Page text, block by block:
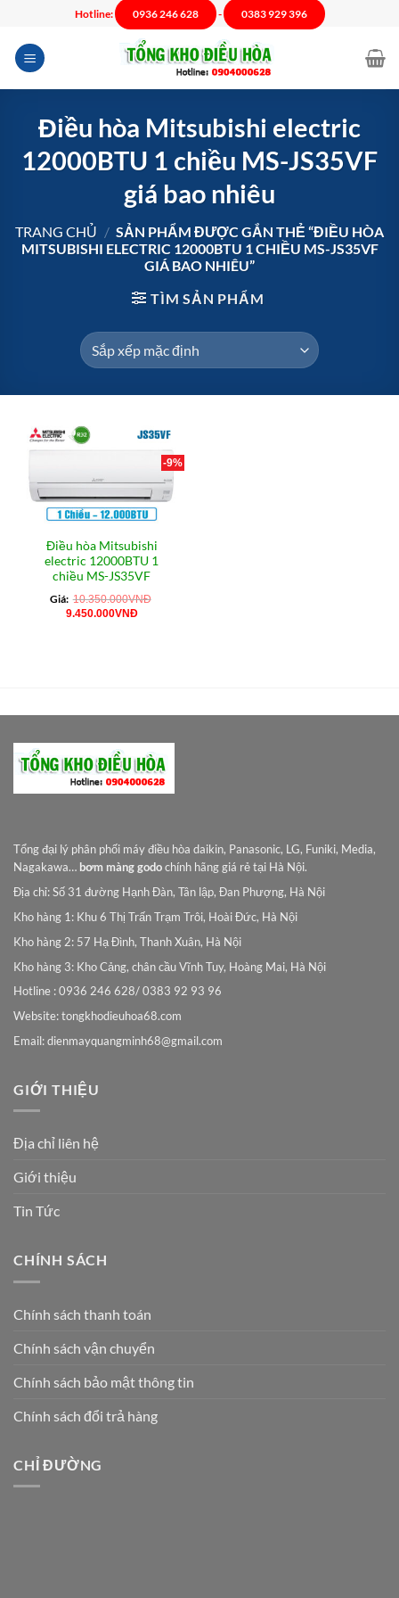
nội
dung
Hotline: 0936 246 628 - 0383 929 396
Điều hòa Mitsubishi electric
12000BTU 1 chiều MS-JS35VF
giá bao nhiêu
TRANG CHỦ / SẢN PHẨM ĐƯỢC GẮN THẺ “ĐIỀU HÒA
MITSUBISHI ELECTRIC 12000BTU 1 CHIỀU MS-JS35VF
GIÁ BAO NHIÊU”
TÌM SẢN PHẨM
-9%
Điều hòa Mitsubishi
electric 12000BTU 1
chiều MS-JS35VF
Giá: 10.350.000VNĐ
Giá
9.450.000VNĐGiá
Tổng đại lý phân phối máy điều hòa daikin, Panasonic, LG, Funiki, Media,
Nagakawa… bơm màng godochính hãng giá rẻ tại Hà Nội.
Địa chỉ: Số 31 đường Hạnh Đàn, Tân lập, Đan Phượng, Hà Nội
Kho hàng 1: Khu 6 Thị Trấn Trạm Trôi, Hoài Đức, Hà Nội
Kho hàng 2: 57 Hạ Đình, Thanh Xuân, Hà Nội
Kho hàng 3: Kho Cảng, chân cầu Vĩnh Tuy, Hoàng Mai, Hà Nội
Hotline : 0936 246 628/ 0383 92 93 96
Website: tongkhodieuhoa68.com
Email:dienmayquangminh68@gmail.com
GIỚI THIỆU
Địa chỉ liên hệ
Giới thiệu
Tin Tức
CHÍNH SÁCH
Chính sách thanh toán
Chính sách vận chuyển
Chính sách bảo mật thông tin
Chính sách đổi trả hàng
CHỈ ĐƯỜNG